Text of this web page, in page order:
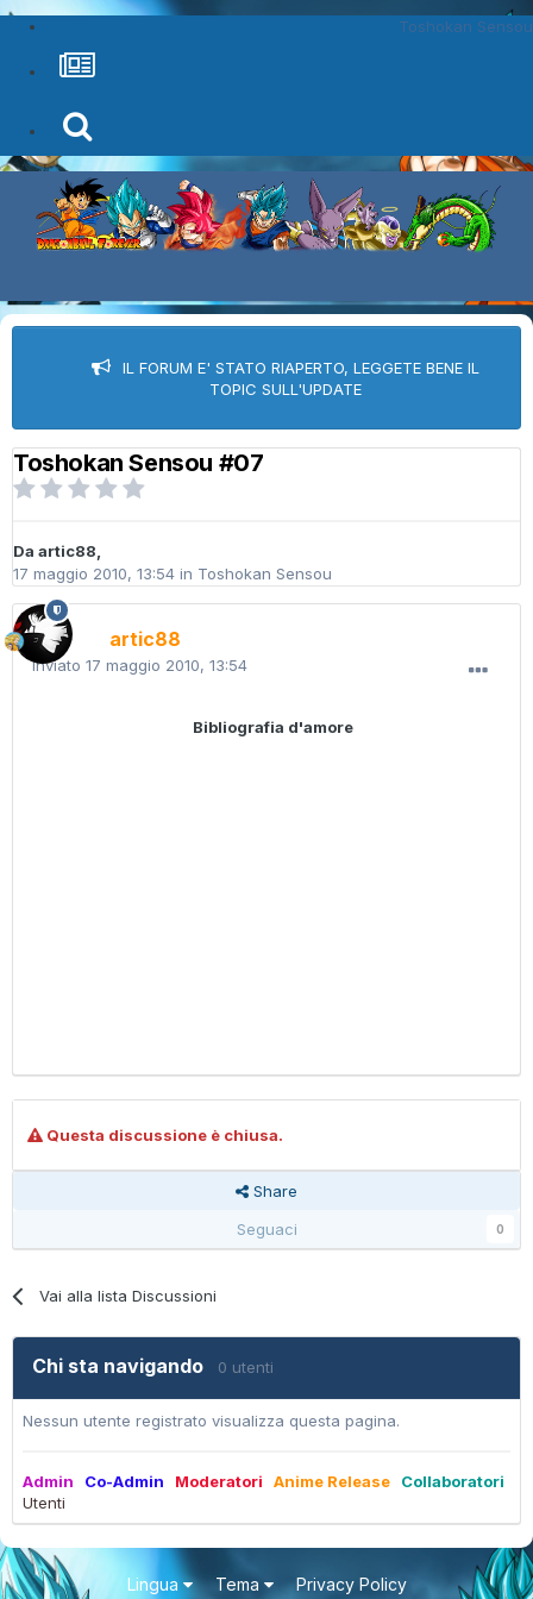
Toshokan Sensou
IL FORUM E' STATO RIAPERTO, LEGGETE BENE IL
TOPIC SULL'UPDATE
Toshokan Sensou #07
Da artic88,
17 maggio 2010, 13:54 in Toshokan Sensou
artic88
Inviato 17 maggio 2010, 13:54
Bibliografia d'amore
Questa discussione è chiusa.
Share
Seguaci
0
Vai alla lista Discussioni
Chi sta navigando 0 utenti
Nessun utente registrato visualizza questa pagina.
Admin Co-Admin Moderatori Anime Release
Collaboratori
Utenti
Lingua Tema Privacy Policy